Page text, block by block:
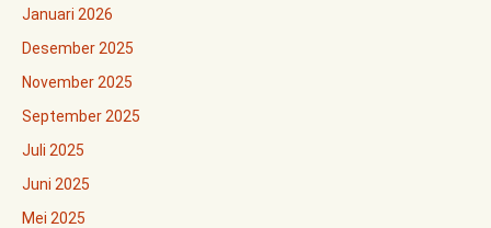
Januari 2026
Desember 2025
November 2025
September 2025
Juli 2025
Juni 2025
Mei 2025